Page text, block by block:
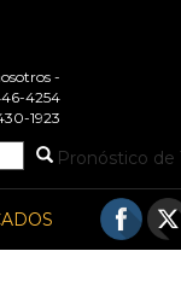
-
4254
1923
Pronóstico